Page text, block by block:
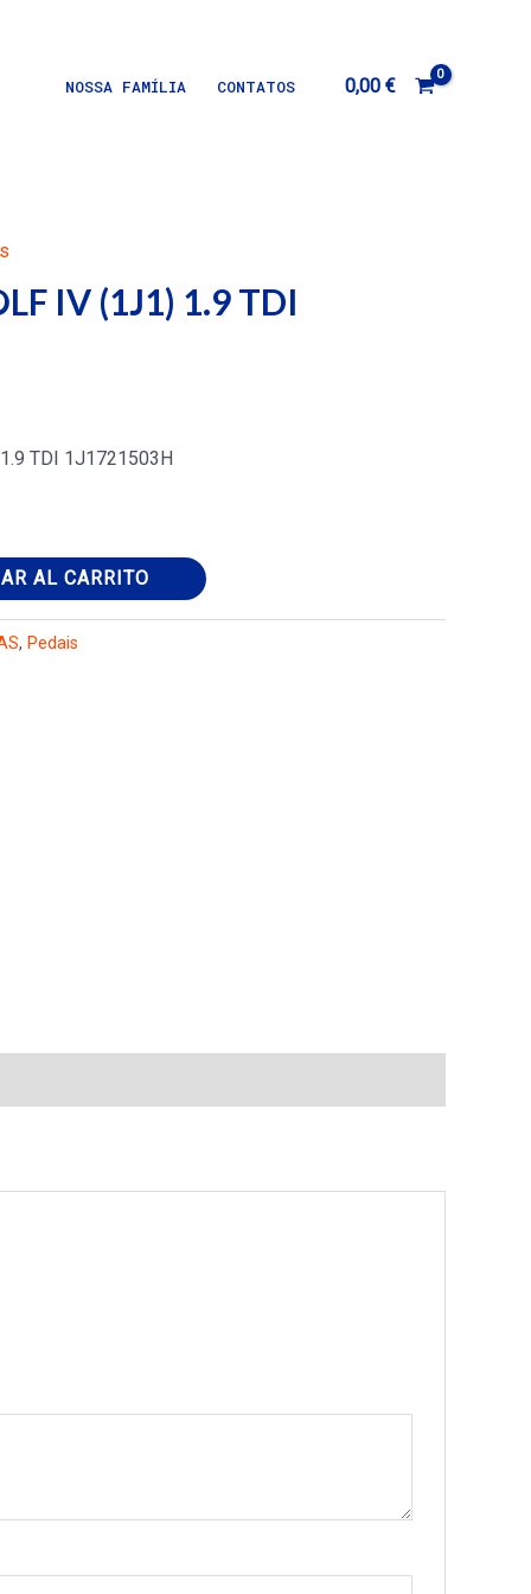
NOSSA FAMÍLIA CONTATOS 0,00 €
IV (1J1) 1.9 TDI
TDI 1J1721503H
AL CARRITO
, Pedais